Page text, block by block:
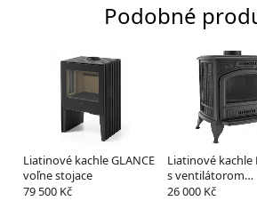
Podobné
Liatinové kachle GLANCE
voľne stojace
79 500 Kč
Liatinové kachle
s ventilátorom
TURBOFAN
26 000 Kč